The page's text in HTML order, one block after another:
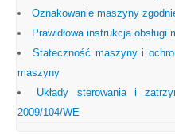
Oznakowanie maszyny
Prawidłowa instrukcja obsługi
Stateczność maszyny i
maszyny
Układy sterowania i
2009/104/WE